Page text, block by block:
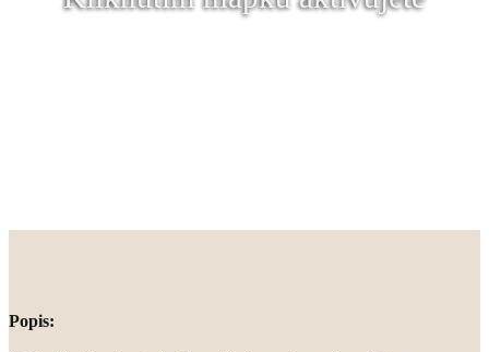
Popis: